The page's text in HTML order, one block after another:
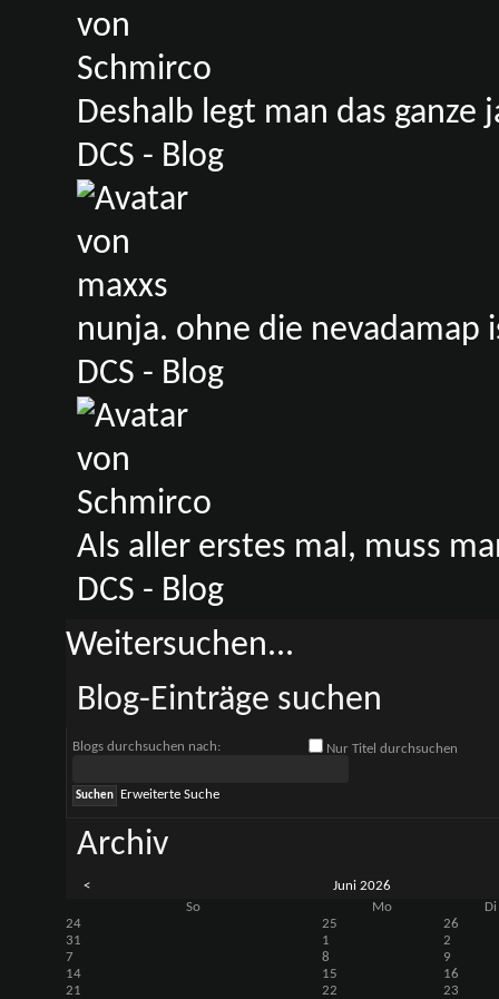
Deshalb legt man das ganze
DCS - Blog
nunja. ohne die nevadamap
DCS - Blog
Als aller erstes mal, muss
DCS - Blog
Weitersuchen...
Blog-Einträge suchen
Blogs durchsuchen nach: Nur Titel durchsuchen
Erweiterte Suche
Archiv
<
Juni 2026
So
Mo
Di
24
25
26
31
1
2
7
8
9
14
15
16
21
22
23